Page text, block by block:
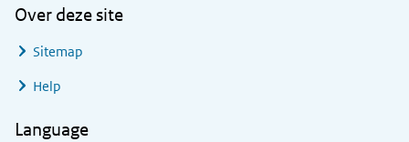
Over deze site
Sitemap
Help
Language